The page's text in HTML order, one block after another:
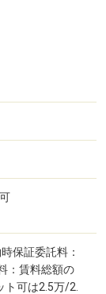
保証委託料：
：賃料総額の
ト可は2.5万/2.